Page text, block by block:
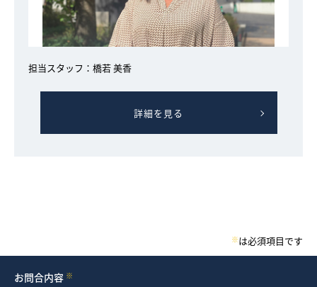
お気に入り物件一覧
What’s MIRAKARE
担当スタッフ：橋若 美香
詳細を見る
※は必須項目です
お問合内容 ※